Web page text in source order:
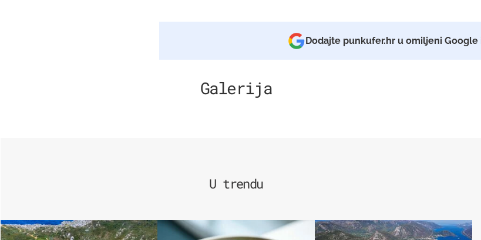
Dodajte punkufer.hr u omiljeni Google
Galerija
U trendu